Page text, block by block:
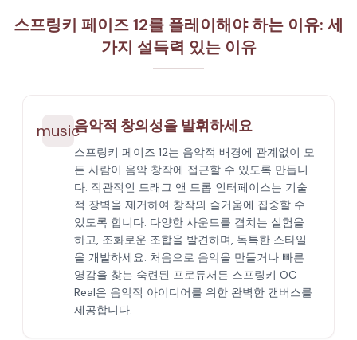
스프링키 페이즈 12를 플레이해야 하는 이유: 세
가지 설득력 있는 이유
music음악적 창의성을 발휘하세요
스프링키 페이즈 12는 음악적 배경에 관계없이 모
든 사람이 음악 창작에 접근할 수 있도록 만듭니
다. 직관적인 드래그 앤 드롭 인터페이스는 기술
적 장벽을 제거하여 창작의 즐거움에 집중할 수
있도록 합니다. 다양한 사운드를 겹치는 실험을
하고, 조화로운 조합을 발견하며, 독특한 스타일
을 개발하세요. 처음으로 음악을 만들거나 빠른
영감을 찾는 숙련된 프로듀서든 스프링키 OC
Real은 음악적 아이디어를 위한 완벽한 캔버스를
제공합니다.